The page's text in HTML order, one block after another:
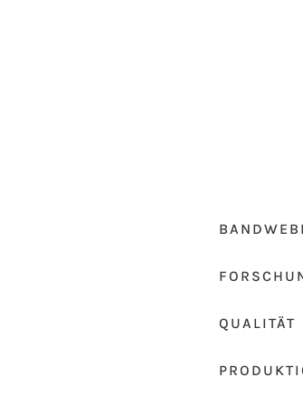
QUALITÄT